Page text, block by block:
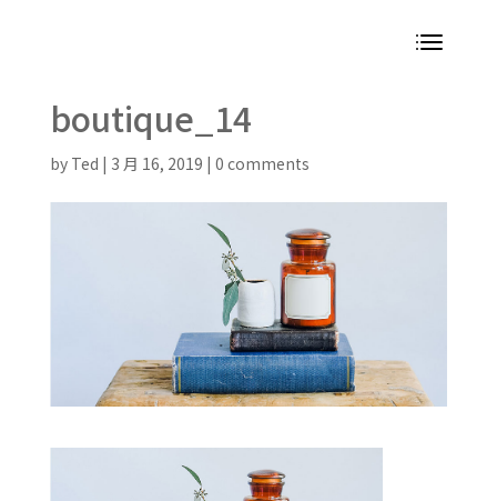
boutique_14
by Ted | 3 月 16, 2019 | 0 comments